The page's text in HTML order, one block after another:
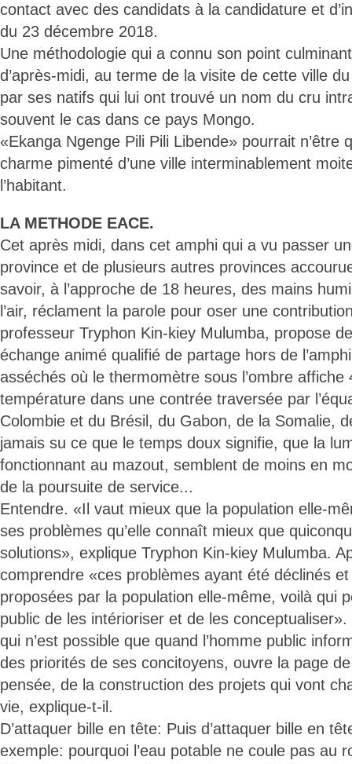
contact avec des candidats à la candidature et
du 23 décembre 2018.
Une méthodologie qui a connu son point
d’après-midi, au terme de la visite de cette ville
par ses natifs qui lui ont trouvé un nom du cru
souvent le cas dans ce pays Mongo.
«Ekanga Ngenge Pili Pili Libende» pourrait n’être
charme pimenté d’une ville interminablement
l’habitant.
LA METHODE EACE.
Cet après midi, dans cet amphi qui a vu passer
province et de plusieurs autres provinces
savoir, à l’approche de 18 heures, des mains
l’air, réclament la parole pour oser une
professeur Tryphon Kin-kiey Mulumba, propose
échange animé qualifié de partage hors de
asséchés où le thermomètre sous l’ombre affiche
température dans une contrée traversée par
Colombie et du Brésil, du Gabon, de la Somalie,
jamais su ce que le temps doux signifie, que la
fonctionnant au mazout, semblent de moins en
de la poursuite de service...
Entendre. «Il vaut mieux que la population elle-
ses problèmes qu’elle connaît mieux que
solutions», explique Tryphon Kin-kiey Mulumba.
comprendre «ces problèmes ayant été déclinés
proposées par la population elle-même, voilà qui
public de les intérioriser et de les
qui n’est possible que quand l’homme public
des priorités de ses concitoyens, ouvre la page
pensée, de la construction des projets qui vont
vie, explique-t-il.
D’attaquer bille en tête: Puis d’attaquer bille en
exemple: pourquoi l’eau potable ne coule pas au